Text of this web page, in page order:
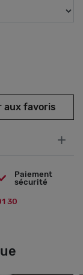
aux favoris
+
Paiement
sécurité
30